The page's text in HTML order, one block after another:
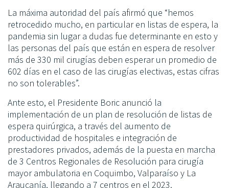
La máxima autoridad del país afirmó que “hemos
retrocedido mucho, en particular en listas de espera, la
pandemia sin lugar a dudas fue determinante en esto y
las personas del país que están en espera de resolver
más de 330 mil cirugías deben esperar un promedio de
602 días en el caso de las cirugías electivas, estas cifras
no son tolerables”.
Ante esto, el Presidente Boric anunció la
implementación de un plan de resolución de listas de
espera quirúrgica, a través del aumento de
productividad de hospitales e integración de
prestadores privados, además de la puesta en marcha
de 3 Centros Regionales de Resolución para cirugía
mayor ambulatoria en Coquimbo, Valparaíso y La
Araucanía, llegando a 7 centros en el 2023.